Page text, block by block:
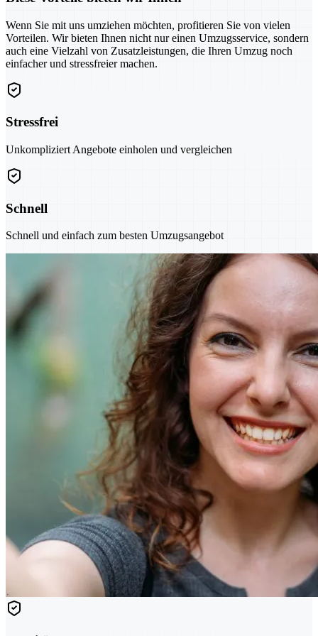
Wenn Sie mit uns umziehen möchten, profitieren Sie von vielen
Vorteilen. Wir bieten Ihnen nicht nur einen Umzugsservice, sondern
auch eine Vielzahl von Zusatzleistungen, die Ihren Umzug noch
einfacher und stressfreier machen.
Stressfrei
Unkompliziert Angebote einholen und vergleichen
Schnell
Schnell und einfach zum besten Umzugsangebot